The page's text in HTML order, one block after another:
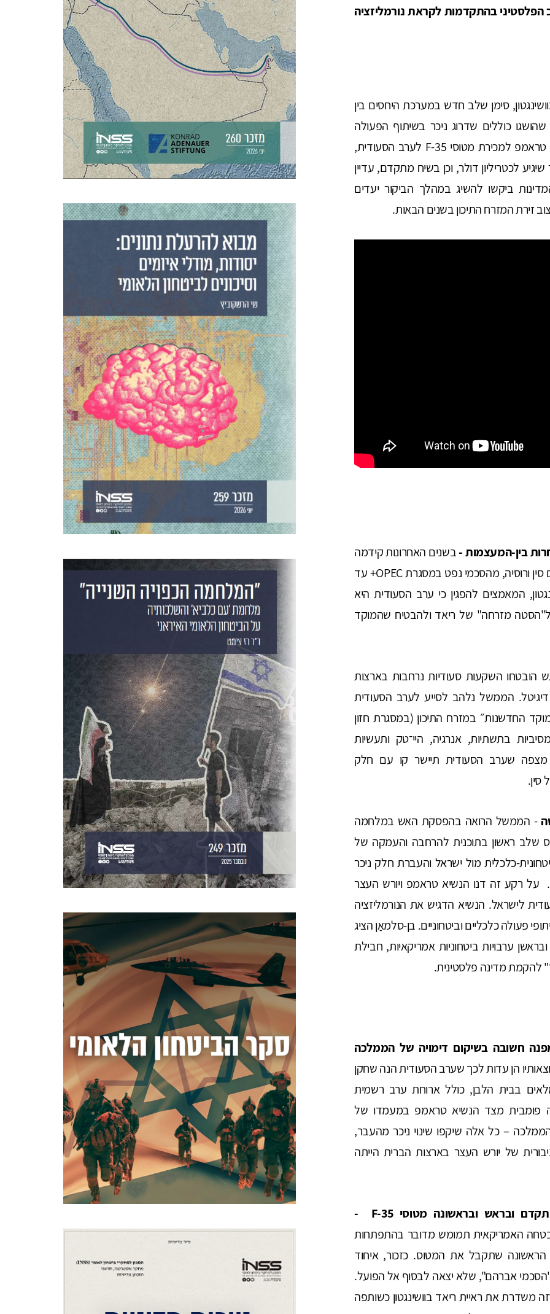
הפלסטיני בהתקדמות לקראת נורמליזציה
סימן שלב חדש במערכת היחסים בין
כוללים שדרוג ניכר בשיתוף הפעולה
הביטחוני בין המדינות ובאישור עקרוני שנתן הנשיא טראמפ למכירת מטוסי 35-F לערב הסעודית,
לכטריליון דולר, וכן בשיח מתקדם, עדיין
ביקשו להשיג במהלך הביקור יעדים
זירת המזרח התיכון בשנים הבאות.
בין-המעצמות -בשנים האחרונות קידמה
ערב הסעודית יחסים כלכליים ואנרגטיים עמוקים עם סין ורוסיה, מהסכמי נפט במסגרת OPEC+ עד
המאמצים להפגין כי ערב הסעודית היא
מזרחה" של ריאד ולהבטיח שהמוקד
הובטחו השקעות סעודיות נרחבות בארצות
הממשל נלהב לסייע לערב הסעודית
החדשנות״ במזרח התיכון (במסגרת חזון
בתשתיות, אנרגיה, היי־טק ותעשיות
מצפה שערב הסעודית תיישר קו עם חלק
סין.
- הממשל הרואה בהפסקת האש במלחמה
שלב ראשון בתוכנית להרחבה והעמקה של
כלכלית מול ישראל והעברת חלק ניכר
על רקע זה דנו הנשיא טראמפ ויורש העצר
לישראל. הנשיא הדגיש את הנורמליזציה
פעולה כלכליים וביטחוניים. בן-סלמאַן הציג
ערבויות ביטחוניות אמריקאיות, חבילת
להקמת מדינה פלסטינית.
חשובה בשיקום דימויה של הממלכה
הן עדות לכך שערב הסעודית הנה שחקן
בבית הלבן, כולל ארוחת ערב רשמית
פומבית מצד הנשיא טראמפ במעמדו של
– כל אלה שיקפו שינוי ניכר מהעבר,
של יורש העצר בארצות הברית הייתה
ובראש ובראשונה מטוסי F-35
-
האמריקאית תמומש מדובר בהתפתחות
שתקבל את המטוס. כזכור, איחוד
אברהם", שלא יצאה לבסוף אל הפועל.
את ראיית ריאד בוושינגטון כשותפה